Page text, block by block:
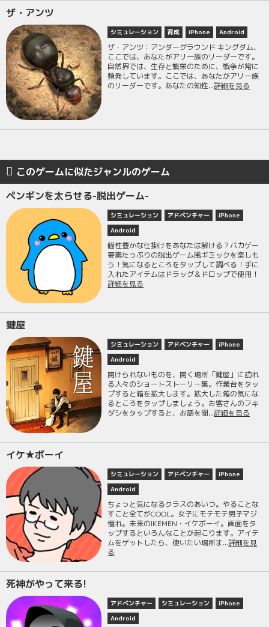
ザ・アンツ
シミュレーション 育成 iPhone Android
ザ・アンツ：アンダーグラウンド キングダム、
ここでは、あなたがアリ一族のリーダーです。
自然界では、生存と繁栄のために、戦争が常に
頻発しています。ここでは、あなたがアリ一族
のリーダーです。あなたの知性...詳細を見る
このゲームに似たジャンルのゲーム
ペンギンを太らせる-脱出ゲーム-
シミュレーション アドベンチャー
iPhone
Android
個性豊かな仕掛けをあなたは解ける？バカゲー
要素たっぷりの脱出ゲーム風ギミックを楽しも
う！気になるところをタップして調べる！手に
入れたアイテムはドラッグ＆ドロップで使用！
詳細を見る
鍵屋
シミュレーション アドベンチャー
iPhone
Android
開けられないものを、開く場所「鍵屋」に訪れ
る人々のショートストーリー集。作業台をタッ
プすると箱を拡大します。拡大した箱の気にな
るところをタップしましょう。お客さんのフキ
ダシをタップすると、お話を聞...詳細を見る
イケ★ボーイ
シミュレーション アドベンチャー
iPhone
Android
ちょっと気になるクラスのあいつ。やることな
すこと全てがCOOL。女子にモテモテ男子マジ
憧れ。未来のIKEMEN・イケボーイ。画面をタ
ップするといろんなことが起こります。アイテ
ムをゲットしたら、使いたい場所ま...詳細を見
る
死神がやって来る!
アドベンチャー シミュレーション
iPhone
Android